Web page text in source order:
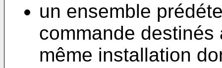
un ensemble
commande
même installation